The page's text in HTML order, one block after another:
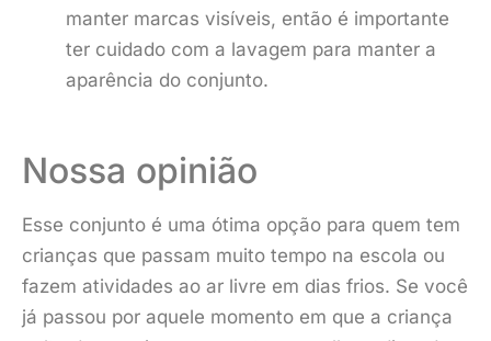
manter marcas visíveis, então é importante
ter cuidado com a lavagem para manter a
aparência do conjunto.
Nossa opinião
Esse conjunto é uma ótima opção para quem tem
crianças que passam muito tempo na escola ou
fazem atividades ao ar livre em dias frios. Se você
já passou por aquele momento em que a criança